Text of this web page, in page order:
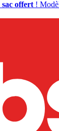
sac offert !